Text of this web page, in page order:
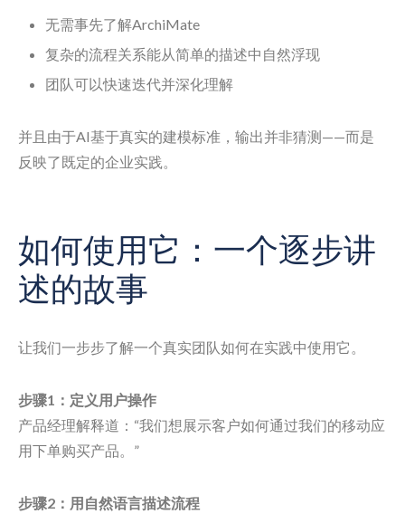
无需事先了解ArchiMate
复杂的流程关系能从简单的描述中自然浮现
团队可以快速迭代并深化理解
并且由于AI基于真实的建模标准，输出并非猜测——而是
反映了既定的企业实践。
如何使用它：一个逐步讲
述的故事
让我们一步步了解一个真实团队如何在实践中使用它。
步骤1：定义用户操作
产品经理解释道：“我们想展示客户如何通过我们的移动应
用下单购买产品。”
步骤2：用自然语言描述流程